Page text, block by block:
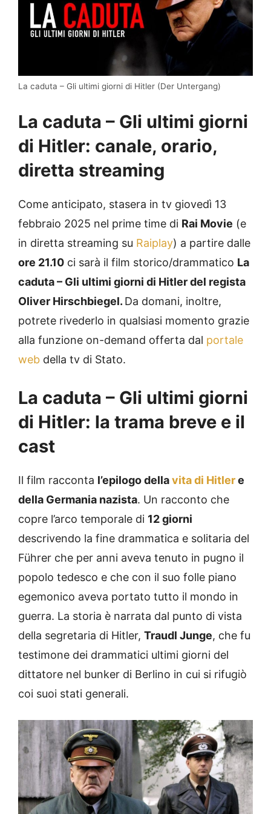
La caduta – Gli ultimi giorni di Hitler (Der Untergang)
La caduta – Gli ultimi giorni
di Hitler: canale, orario,
diretta streaming
Come anticipato, stasera in tv giovedì 13
febbraio 2025 nel prime time di Rai Movie (e
in diretta streaming su Raiplay) a partire dalle
ore 21.10 ci sarà il film storico/drammatico La
caduta – Gli ultimi giorni di Hitler del regista
Oliver Hirschbiegel. Da domani, inoltre,
potrete rivederlo in qualsiasi momento grazie
alla funzione on-demand offerta dal portale
web della tv di Stato.
La caduta – Gli ultimi giorni
di Hitler: la trama breve e il
cast
Il film racconta l’epilogo dellavita di Hitlere
della Germania nazista. Un racconto che
copre l’arco temporale di 12 giorni
descrivendo la fine drammatica e solitaria del
Führer che per anni aveva tenuto in pugno il
popolo tedesco e che con il suo folle piano
egemonico aveva portato tutto il mondo in
guerra. La storia è narrata dal punto di vista
della segretaria di Hitler, Traudl Junge, che fu
testimone dei drammatici ultimi giorni del
dittatore nel bunker di Berlino in cui si rifugiò
coi suoi stati generali.